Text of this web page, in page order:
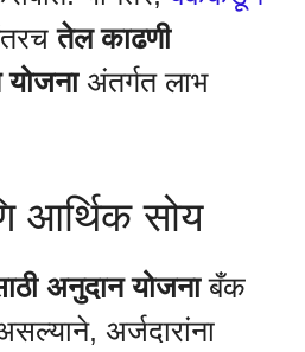
तेल काढणी
योजनाअंतर्गत लाभ
आर्थिक सोय
अनुदान योजनाबँक
अर्जदारांना